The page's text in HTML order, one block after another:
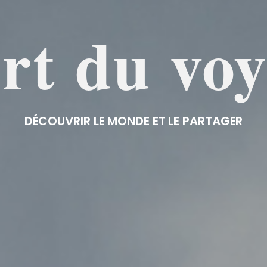
du
DÉCOUVRIR LE MONDE ET LE PARTAGER